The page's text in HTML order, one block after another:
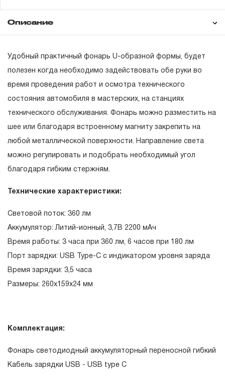
Описание
Техническая
Удобный практичный фонарь U-образной формы, будет
полезен когда необходимо задействовать обе руки во
время проведения работ и осмотра технического
состояния автомобиля в мастерских, на станциях
технического обслуживания. Фонарь можно разместить на
шее или благодаря встроенному магниту закрепить на
любой металлической поверхности. Направление света
можно регулировать и подобрать необходимый угол
благодаря гибким стержням.
Технические характеристики:
Световой поток: 360 лм
Аккумулятор: Литий-ионный, 3,7В 2200 мАч
Время работы: 3 часа при 360 лм, 6 часов при 180 лм
Порт зарядки: USB Type-C с индикатором уровня заряда
Время зарядки: 3,5 часа
Размеры: 260х159х24 мм
Комплектация:
Фонарь светодиодный аккумуляторный переносной гибкий
Кабель зарядки USB - USB type C
ГАРАНТИЙНЫЕ ОБЯЗАТЕЛЬСТВА.
Понятие «ПОЖИЗНЕННАЯ ГАРАНТИЯ».
1.1 Понятие «ПОЖИЗНЕННАЯ ГАРАНТИЯ» включает в
себя признание неограниченного срока поддержания
гарантийных обязательств в течение всего периода
эксплуатации изделия, а также замена или ремонт
вышедшего из строя инструмента, если при
установлено, что производитель использовал при
изготовлении изделия некачественные материалы или
нарушал технологию в процессе его производства.
1.2 «ПОЖИЗНЕННАЯ ГАРАНТИЯ» предоставляется
при условии соблюдения покупателем (потребителем)
правил эксплуатации, обслуживания, транспортировки
скачать релиз